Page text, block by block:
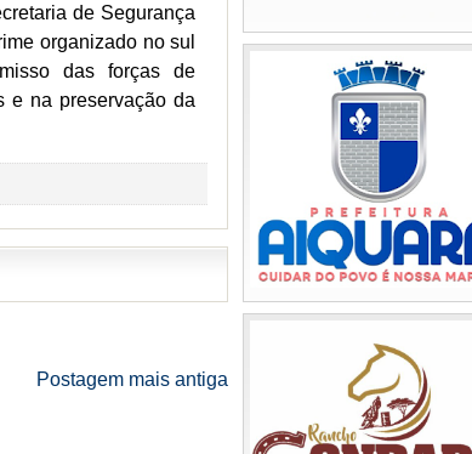
de Segurança
organizado no sul
das forças de
e na preservação da
Postagem mais antiga